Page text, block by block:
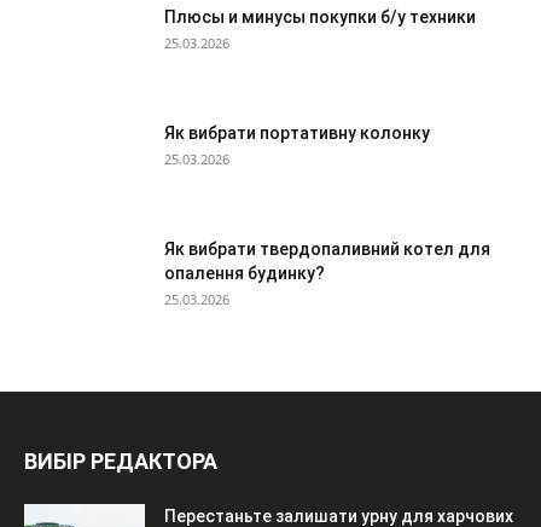
Плюсы и минусы покупки б/у техники
25.03.2026
Як вибрати портативну колонку
25.03.2026
Як вибрати твердопаливний котел для
опалення будинку?
25.03.2026
ВИБІР РЕДАКТОРА
Перестаньте залишати урну для харчових